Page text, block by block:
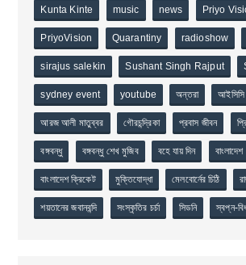
Kunta Kinte music news Priyo
PriyoVision Quarantiny radioshow
sirajus salekin Sushant Singh Rajput
sydney event youtube অন্তরা আইসিসি
আরজ আলী মাতুব্বর গৌরচন্দ্রিকা প্রবাস জীবন
বঙ্গবন্ধু বঙ্গবন্ধু শেখ মুজিব বহে যায় দিন বাংলাদেশ
বাংলাদেশ ক্রিকেট মুক্তিযোদ্ধা মেলবোর্নের চিঠি
শয়তানের জবানবন্দি সংস্কৃতির চর্চা সিডনি স্বপ্ন-